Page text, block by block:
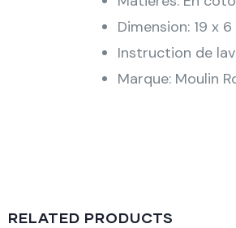
Dimension: 19 x
Instruction de
Marque: Moulin
RELATED PRODUCTS